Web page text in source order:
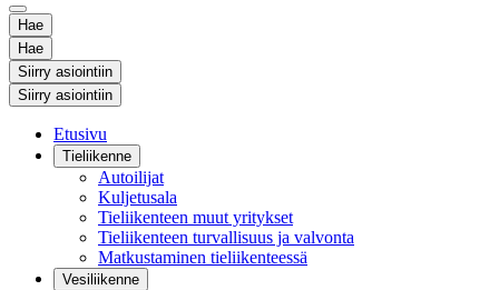
Hae
Hae
Siirry asiointiin
Siirry asiointiin
Etusivu
Tieliikenne
Autoilijat
Kuljetusala
Tieliikenteen muut yritykset
Tieliikenteen turvallisuus ja valvonta
Matkustaminen tieliikenteessä
Vesiliikenne